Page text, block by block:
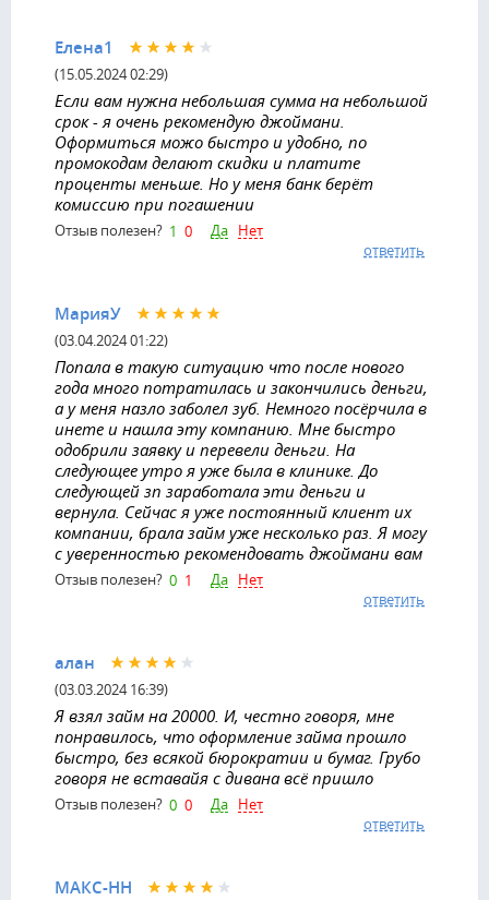
Елена1
(15.05.2024 02:29)
Если вам нужна небольшая сумма на небольшой
срок - я очень рекомендую джоймани.
Оформиться можо быстро и удобно, по
промокодам делают скидки и платите
проценты меньше. Но у меня банк берёт
комиссию при погашении
Отзыв полезен? 1 0 Да Нет
ответить
МарияУ
(03.04.2024 01:22)
Попала в такую ситуацию что после нового
года много потратилась и закончились деньги,
а у меня назло заболел зуб. Немного посёрчила в
инете и нашла эту компанию. Мне быстро
одобрили заявку и перевели деньги. На
следующее утро я уже была в клинике. До
следующей зп заработала эти деньги и
вернула. Сейчас я уже постоянный клиент их
компании, брала займ уже несколько раз. Я могу
с уверенностью рекомендовать джоймани вам
Отзыв полезен? 0 1 Да Нет
ответить
алан
(03.03.2024 16:39)
Я взял займ на 20000. И, честно говоря, мне
понравилось, что оформление займа прошло
быстро, без всякой бюрократии и бумаг. Грубо
говоря не вставайя с дивана всё пришло
Отзыв полезен? 0 0 Да Нет
ответить
МАКС-НН